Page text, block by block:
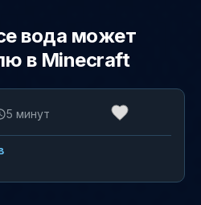
вода может
в Minecraft
5 минут